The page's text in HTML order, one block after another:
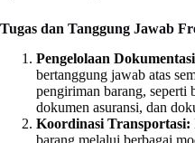
Tugas dan Tanggung Jawab
Pengelolaan
bertanggung jawab atas
pengiriman barang,
dokumen asuransi, dan
Koordinasi Transportasi:
barang melalui berbagai